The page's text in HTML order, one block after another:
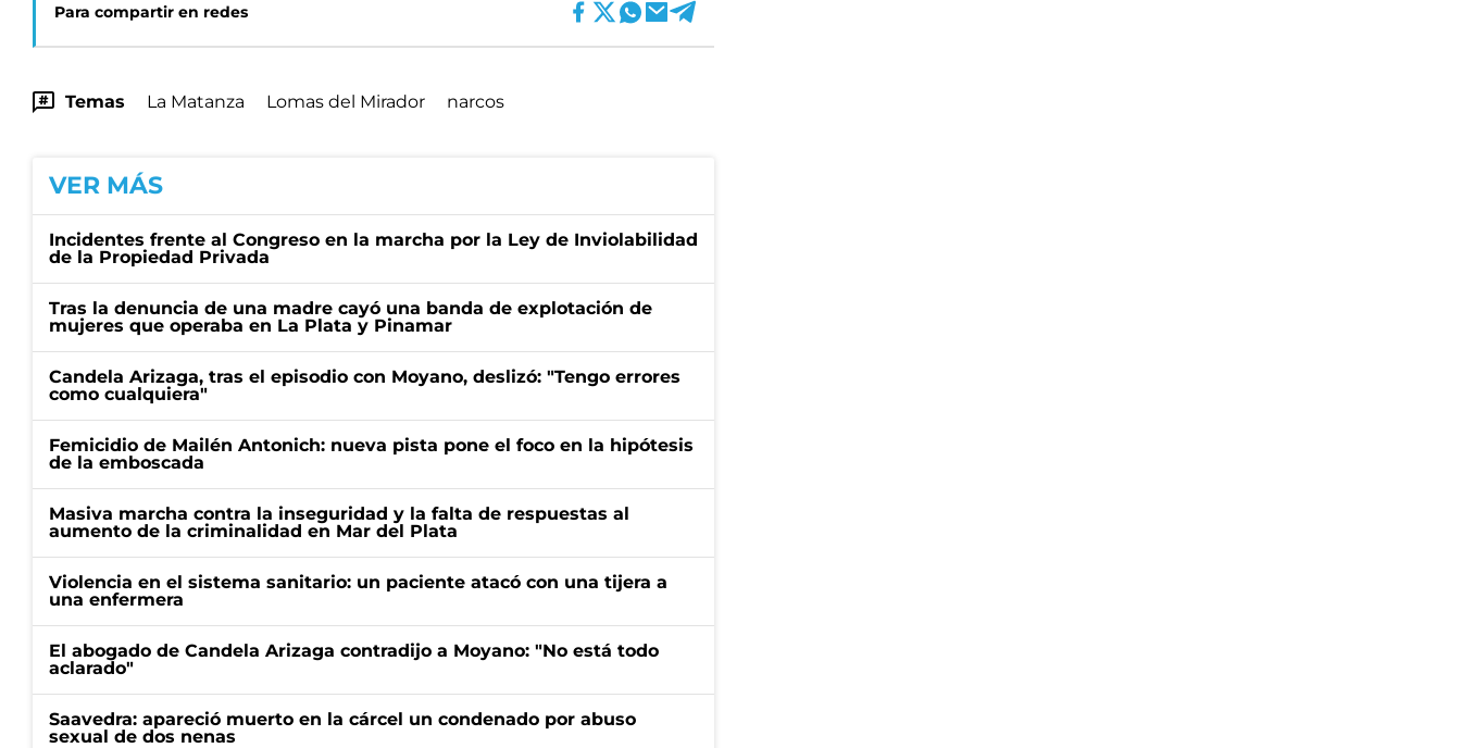
Para compartir en redes
Temas La Matanza Lomas del Mirador narcos
VER MÁS
Incidentes frente al Congreso en la marcha por la Ley de Inviolabilidad
de la Propiedad Privada
Tras la denuncia de una madre cayó una banda de explotación de
mujeres que operaba en La Plata y Pinamar
Candela Arizaga, tras el episodio con Moyano, deslizó: "Tengo errores
como cualquiera"
Femicidio de Mailén Antonich: nueva pista pone el foco en la hipótesis
de la emboscada
Masiva marcha contra la inseguridad y la falta de respuestas al
aumento de la criminalidad en Mar del Plata
Violencia en el sistema sanitario: un paciente atacó con una tijera a
una enfermera
El abogado de Candela Arizaga contradijo a Moyano: "No está todo
aclarado"
Saavedra: apareció muerto en la cárcel un condenado por abuso
sexual de dos nenas